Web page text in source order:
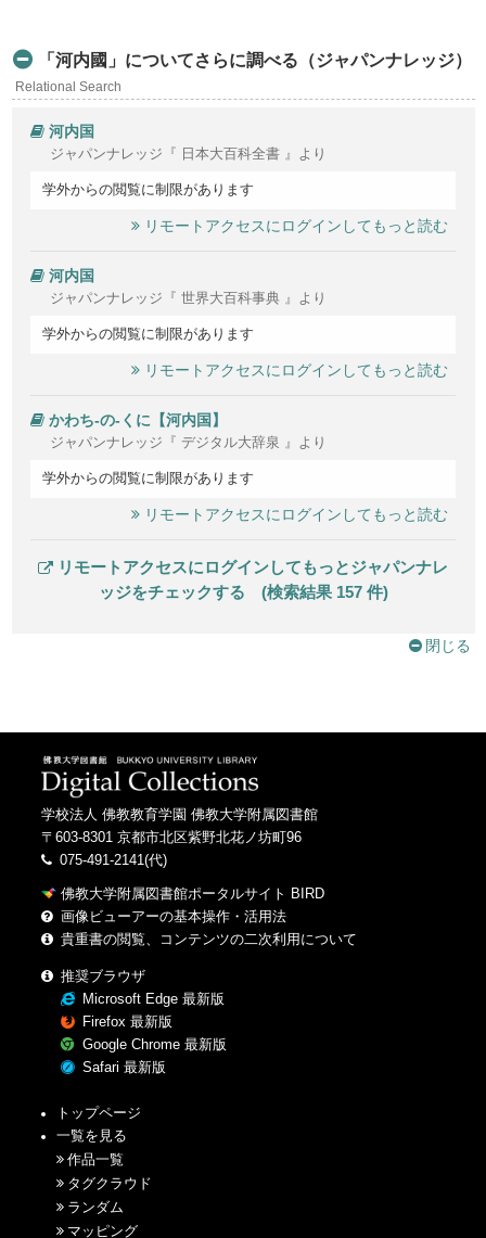
「河内國」についてさらに調べる（ジャパンナレッジ）
Relational Search
河内国
ジャパンナレッジ『 日本大百科全書 』より
学外からの閲覧に制限があります
リモートアクセスにログインしてもっと読む
河内国
ジャパンナレッジ『 世界大百科事典 』より
学外からの閲覧に制限があります
リモートアクセスにログインしてもっと読む
かわち‐の‐くに【河内国】
ジャパンナレッジ『 デジタル大辞泉 』より
学外からの閲覧に制限があります
リモートアクセスにログインしてもっと読む
リモートアクセスにログインしてもっとジャパンナレ
ッジをチェックする (検索結果 157 件)
閉じる
学校法人 佛教教育学園 佛教大学附属図書館
〒603-8301 京都市北区紫野北花ノ坊町96
075-491-2141(代)
佛教大学附属図書館ポータルサイト BIRD
画像ビューアーの基本操作・活用法
貴重書の閲覧、コンテンツの二次利用について
推奨ブラウザ
Microsoft Edge 最新版
Firefox 最新版
Google Chrome 最新版
Safari 最新版
トップページ
一覧を見る
作品一覧
タグクラウド
ランダム
マッピング